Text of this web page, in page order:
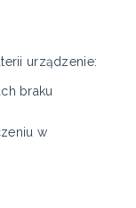
urządzenie:
braku
w